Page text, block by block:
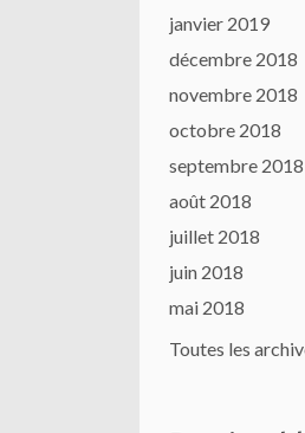
janvier 2019
décembre 2018
novembre 2018
octobre 2018
septembre 2018
août 2018
juillet 2018
juin 2018
mai 2018
Toutes les